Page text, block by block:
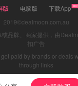
版 电脑版
下载App
2019©dealmoon.com.au
或品牌、商家提供，由
扣广告
paid by brands or deals
through links